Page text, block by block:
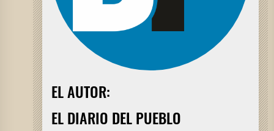
EL AUTOR:
EL DIARIO DEL PUEBLO